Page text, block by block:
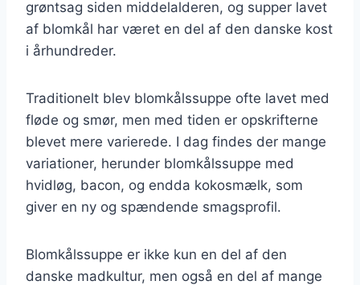
grøntsag siden middelalderen, og supper lavet
af blomkål har været en del af den danske kost
i århundreder.
Traditionelt blev blomkålssuppe ofte lavet med
fløde og smør, men med tiden er opskrifterne
blevet mere varierede. I dag findes der mange
variationer, herunder blomkålssuppe med
hvidløg, bacon, og endda kokosmælk, som
giver en ny og spændende smagsprofil.
Blomkålssuppe er ikke kun en del af den
danske madkultur, men også en del af mange